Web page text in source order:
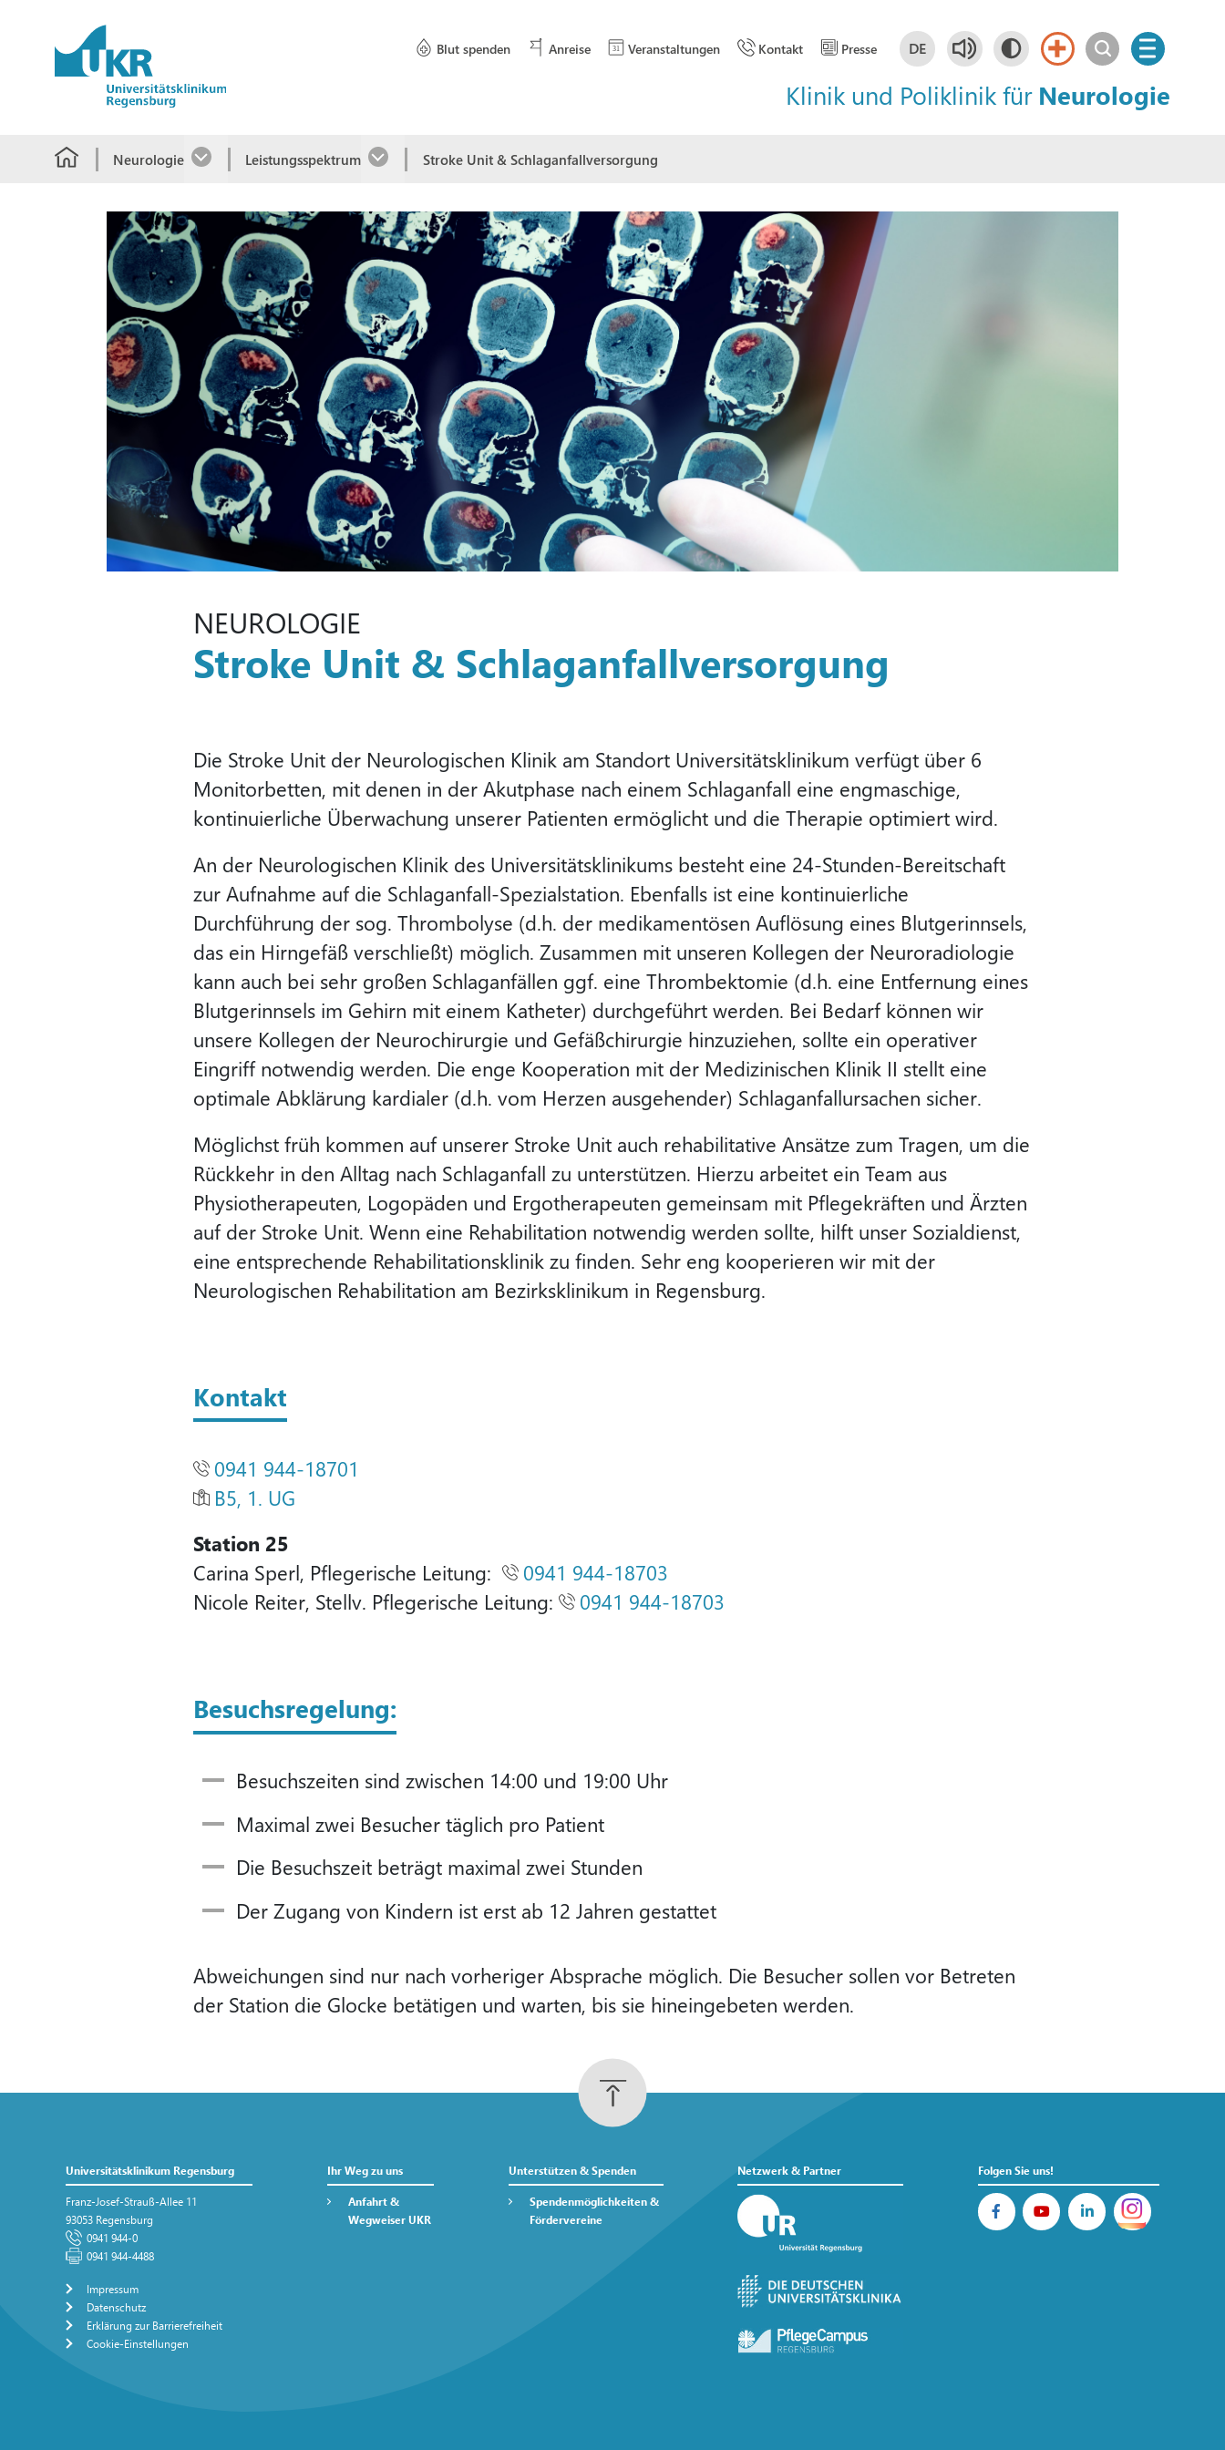
Springe zum Hauptinhalt Blut spenden Anreise Veranstaltungen Kontakt Presse DE
Deutsch
DE
Klinik und Poliklinik für Neurologie
Neurologie Leistungsspektrum Stroke Unit & Schlaganfallversorgung
NEUROLOGIE
Stroke Unit & Schlaganfallversorgung
Die Stroke Unit der Neurologischen Klinik am Standort Universitätsklinikum verfügt über 6
Monitorbetten, mit denen in der Akutphase nach einem Schlaganfall eine engmaschige,
kontinuierliche Überwachung unserer Patienten ermöglicht und die Therapie optimiert wird.
An der Neurologischen Klinik des Universitätsklinikums besteht eine 24-Stunden-Bereitschaft
zur Aufnahme auf die Schlaganfall-Spezialstation. Ebenfalls ist eine kontinuierliche
Durchführung der sog. Thrombolyse (d.h. der medikamentösen Auflösung eines Blutgerinnsels,
das ein Hirngefäß verschließt) möglich. Zusammen mit unseren Kollegen der Neuroradiologie
kann auch bei sehr großen Schlaganfällen ggf. eine Thrombektomie (d.h. eine Entfernung eines
Blutgerinnsels im Gehirn mit einem Katheter) durchgeführt werden. Bei Bedarf können wir
unsere Kollegen der Neurochirurgie und Gefäßchirurgie hinzuziehen, sollte ein operativer
Eingriff notwendig werden. Die enge Kooperation mit der Medizinischen Klinik II stellt eine
optimale Abklärung kardialer (d.h. vom Herzen ausgehender) Schlaganfallursachen sicher.
Möglichst früh kommen auf unserer Stroke Unit auch rehabilitative Ansätze zum Tragen, um die
Rückkehr in den Alltag nach Schlaganfall zu unterstützen. Hierzu arbeitet ein Team aus
Physiotherapeuten, Logopäden und Ergotherapeuten gemeinsam mit Pflegekräften und Ärzten
auf der Stroke Unit. Wenn eine Rehabilitation notwendig werden sollte, hilft unser Sozialdienst,
eine entsprechende Rehabilitationsklinik zu finden. Sehr eng kooperieren wir mit der
Neurologischen Rehabilitation am Bezirksklinikum in Regensburg.
Kontakt
0941 944-18701
B5, 1. UG
Station 25
Carina Sperl, Pflegerische Leitung:
0941 944-18703
Nicole Reiter, Stellv. Pflegerische Leitung:
0941 944-18703
Besuchsregelung:
Besuchszeiten sind zwischen 14:00 und 19:00 Uhr
Maximal zwei Besucher täglich pro Patient
Die Besuchszeit beträgt maximal zwei Stunden
Der Zugang von Kindern ist erst ab 12 Jahren gestattet
Abweichungen sind nur nach vorheriger Absprache möglich. Die Besucher sollen vor Betreten
der Station die Glocke betätigen und warten, bis sie hineingebeten werden.
Universitätsklinikum Regensburg
Franz-Josef-Strauß-Allee 11
93053 Regensburg
0941 944-0
0941 944-4488
Impressum
Datenschutz
Erklärung zur Barrierefreiheit
Cookie-Einstellungen
Ihr Weg zu uns
Anfahrt &
Wegweiser UKR
Unterstützen & Spenden
Spendenmöglichkeiten &
Fördervereine
Netzwerk & Partner Folgen Sie uns!